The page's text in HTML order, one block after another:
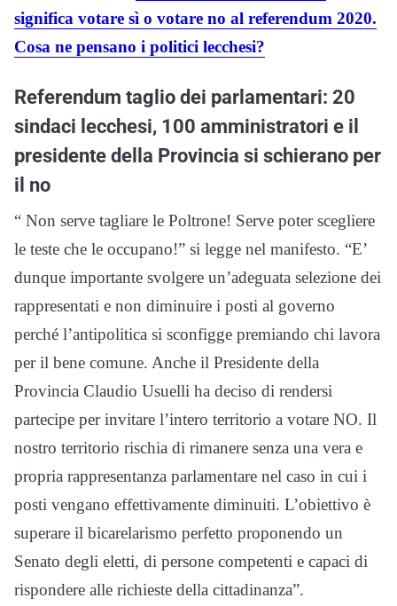
significa votare sì o votare no al referendum 2020.
Cosa ne pensano i politici lecchesi?
Referendum taglio dei parlamentari: 20
sindaci lecchesi, 100 amministratori e il
presidente della Provincia si schierano per
il no
“ Non serve tagliare le Poltrone! Serve poter scegliere
le teste che le occupano!” si legge nel manifesto. “E’
dunque importante svolgere un’adeguata selezione dei
rappresentati e non diminuire i posti al governo
perché l’antipolitica si sconfigge premiando chi lavora
per il bene comune. Anche il Presidente della
Provincia Claudio Usuelli ha deciso di rendersi
partecipe per invitare l’intero territorio a votare NO. Il
nostro territorio rischia di rimanere senza una vera e
propria rappresentanza parlamentare nel caso in cui i
posti vengano effettivamente diminuiti. L’obiettivo è
superare il bicarelarismo perfetto proponendo un
Senato degli eletti, di persone competenti e capaci di
rispondere alle richieste della cittadinanza”.